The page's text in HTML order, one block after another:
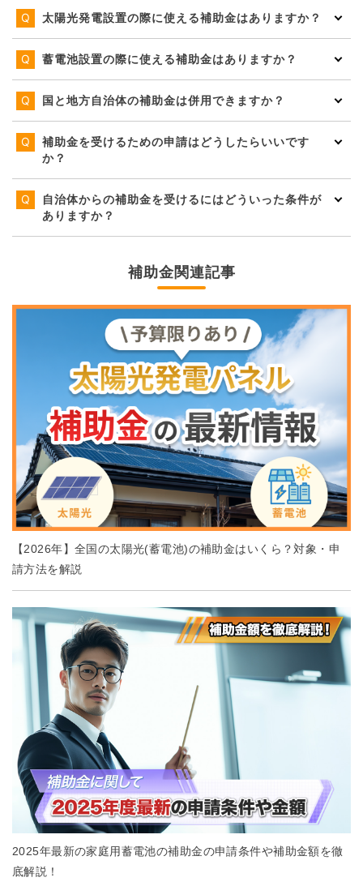
太陽光発電設置の際に使える補助金はありますか？
蓄電池設置の際に使える補助金はありますか？
国と地方自治体の補助金は併用できますか？
補助金を受けるための申請はどうしたらいいです
か？
自治体からの補助金を受けるにはどういった条件が
ありますか？
補助金関連記事
【2026年】全国の太陽光(蓄電池)の補助金はいくら？対象・申
請方法を解説
2025年最新の家庭用蓄電池の補助金の申請条件や補助金額を徹
底解説！